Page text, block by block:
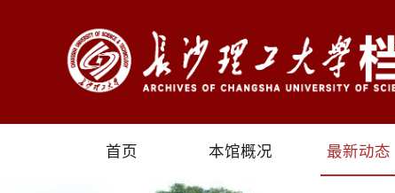
首页 本馆概况 最新动态